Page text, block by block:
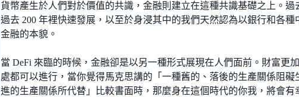
貨幣產生於人們對於價值的共識，金融則建立在這種共識基礎之上。過
過去 200 年裡快速發展，以至於身浸其中的我們天然認為以銀行和各
金融的本貌。
當 DeFi 來臨的時候，金融卻是以另一種形式展現在人們面前。財富更
處都可以進行，當你覺得馬克思講的「一種舊的、落後的生產關係阻
進的生產關係所代替」比較書面時，那麼身在這個時代的你我，將會有